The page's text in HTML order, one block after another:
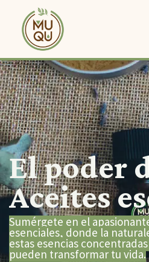
El poder
Aceites
Sumérgete en el
esenciales, donde la
estas esencias
pueden transformar tu vida.